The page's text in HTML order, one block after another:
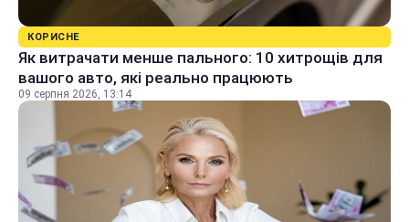
КОРИСНЕ
Як витрачати менше пального: 10 хитрощів для
вашого авто, які реально працюють
09 серпня 2026, 13:14